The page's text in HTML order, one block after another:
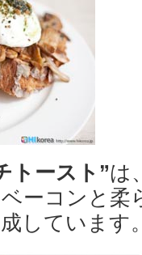
トースト”は
ーコンと柔
しています